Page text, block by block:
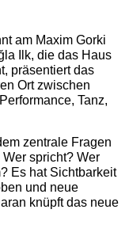
am Maxim Gorki
Ilk, die das Haus
präsentiert das
Ort zwischen
Tanz,
zentrale Fragen
spricht? Wer
Es hat Sichtbarkeit
und neue
knüpft das neue